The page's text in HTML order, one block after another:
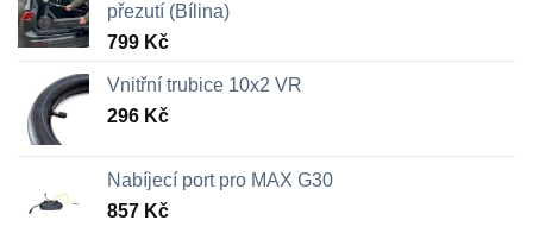
přezutí (Bílina)
799 Kč
Vnitřní trubice 10x2 VR
296 Kč
Nabíjecí port pro MAX G30
857 Kč